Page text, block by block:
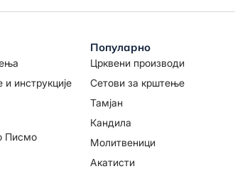
инструкције
Писмо
Популарно
Црквени производи
Сетови за крштење
Тамјан
Кандила
Молитвеници
Акатисти